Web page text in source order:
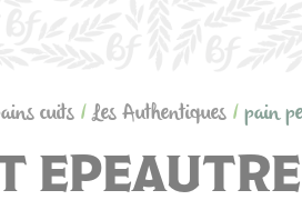
cuits /Les Authentiques / pain